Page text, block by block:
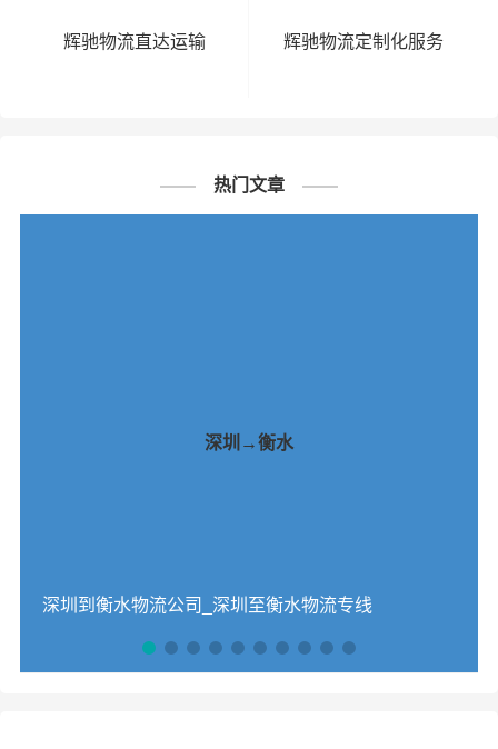
辉驰物流直达运输 辉驰物流定制化服务
热门文章
深圳→衡水
深圳到衡水物流公司_深圳至衡水物流专线